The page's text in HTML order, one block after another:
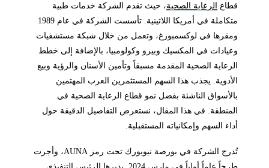
قطاع الرعاية الصحية، حيث تقدم الشركة خدمات طبية
متكاملة في أمريكا اللاتينية. تأسست الشركة في عام 1989
ومقرها في لوكسمبورغ، وتعمل من خلال شبكة مستشفيات
وعيادات في المكسيك وبيرو وكولومبيا، بالإضافة إلى خطط
الرعاية الصحية المقدمة مسبقاً وتأمين الأسنان والرؤية وبيع
الأدوية. يجذب هذا السهم المستثمرين العرب المهتمين
بالأسواق الناشئة بفضل نمو قطاع الرعاية الصحية في
المنطقة. في هذا المقال، نستعرض التفاصيل الدقيقة حول
أداء السهم وإمكانياته المستقبلية.
تُدرج الشركة في بورصة نيويورك تحت رمز AUNA، وأجرت